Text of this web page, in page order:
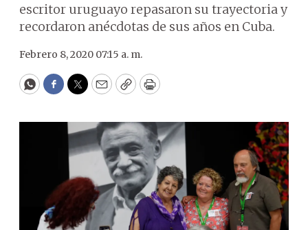
escritor uruguayo repasaron su trayectoria y
recordaron anécdotas de sus años en Cuba.
Febrero 8, 2020 07:15 a. m.
WhatsApp
Facebook
Twitter
EmailCopyPrint